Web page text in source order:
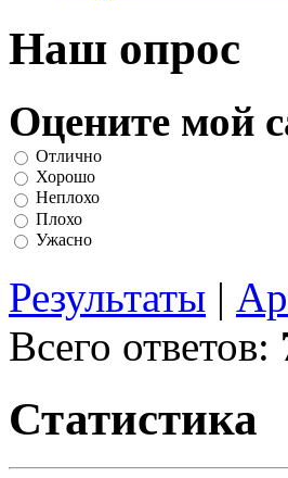
Наш опрос
Оцените мой
Отлично
Хорошо
Неплохо
Плохо
Ужасно
Результаты |
Всего ответов:
Статистика